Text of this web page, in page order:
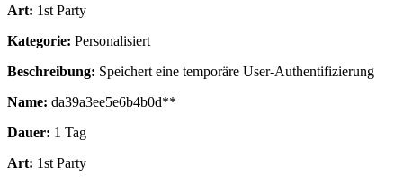
Art: 1st Party
Kategorie: Personalisiert
Beschreibung: Speichert eine temporäre User-Authentifizierung
Name: da39a3ee5e6b4b0d**
Dauer: 1 Tag
Art: 1st Party